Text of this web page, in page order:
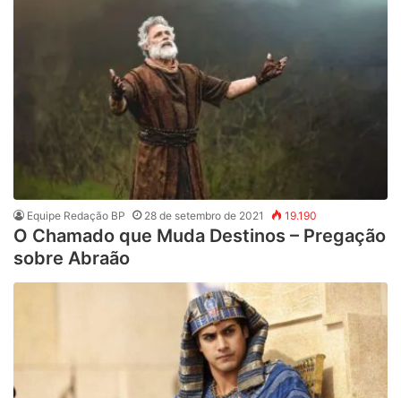
Equipe Redação BP 28 de setembro de 2021 19.190
O Chamado que Muda Destinos – Pregação
sobre Abraão